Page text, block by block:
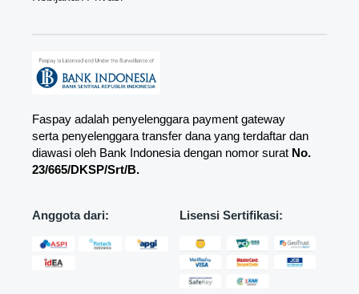
Faspay adalah penyelenggara payment gateway
serta penyelenggara transfer dana yang terdaftar dan
diawasi oleh Bank Indonesia dengan nomor surat No.
23/665/DKSP/Srt/B.
Anggota dari: Lisensi Sertifikasi: